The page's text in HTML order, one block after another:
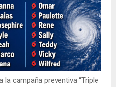
la campaña preventiva “Triple